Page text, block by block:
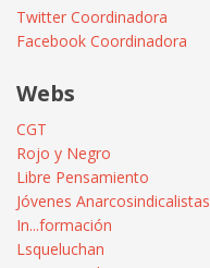
Twitter Coordinadora
Facebook Coordinadora
Webs
CGT
Rojo y Negro
Libre Pensamiento
Jóvenes Anarcosindicalistas
In...formación
Lsqueluchan